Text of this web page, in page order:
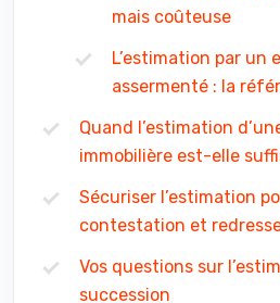
mais coûteuse
L’estimation par un
assermenté : la
Quand l’estimation
immobilière est-elle
Sécuriser l’estimation
contestation et
Vos questions sur
succession